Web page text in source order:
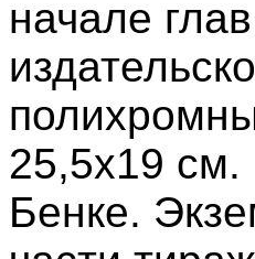
начале
25,5х19 см.
Бенке.